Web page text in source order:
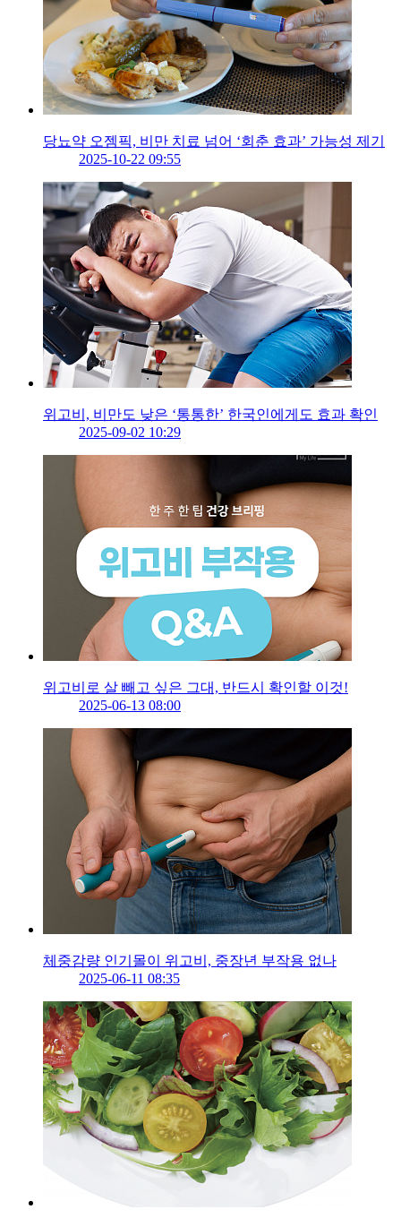
당뇨약 오젬픽, 비만 치료 넘어 ‘회춘 효과’ 가능성 제기
2025-10-22 09:55
위고비, 비만도 낮은 ‘통통한’ 한국인에게도 효과 확인
2025-09-02 10:29
위고비로 살 빼고 싶은 그대, 반드시 확인할 이것!
2025-06-13 08:00
체중감량 인기몰이 위고비, 중장년 부작용 없나
2025-06-11 08:35